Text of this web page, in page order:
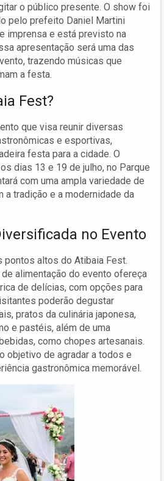
o público presente. O show foi
pelo prefeito Daniel Martini
imprensa e está previsto na
apresentação será uma das
trazendo músicas que
a festa.
Fest?
que visa reunir diversas
e esportivas,
festa para a cidade. O
dias 13 e 19 de julho, no Parque
com uma ampla variedade de
a tradição e a modernidade da
no Evento
pontos altos do Atibaia Fest.
alimentação do evento ofereça
de delícias, com opções para
poderão degustar
pratos da culinária japonesa,
e pastéis, além de uma
como chopes artesanais.
objetivo de agradar a todos e
gastronômica memorável.